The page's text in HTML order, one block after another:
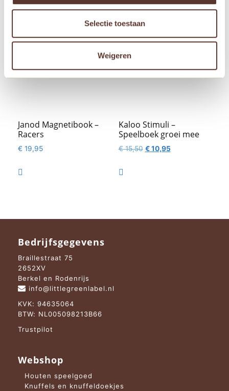
Selectie toestaan
Weigeren
Janod Magnetibook –
Racers
€ 19,95

Kaloo Stimuli –
Speelboek groei mee
€15,50 Oorspronkelijke
€10,95Huidige

Bedrijfsgegevens
Braillestraat 75
2652XV
Berkel en Rodenrijs
info@littlegreenlabel.nl
KVK: 94635064
BTW: NL005098213B66
Trustpilot
Webshop
Houten speelgoed
Knuffels en knuffeldoekjes